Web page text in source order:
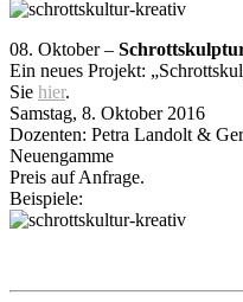
08. Oktober –
Ein neues Projekt:
Sie hier.
Samstag, 8. Oktober 2016
Dozenten: Petra Landolt &
Neuengamme
Preis auf Anfrage.
Beispiele: